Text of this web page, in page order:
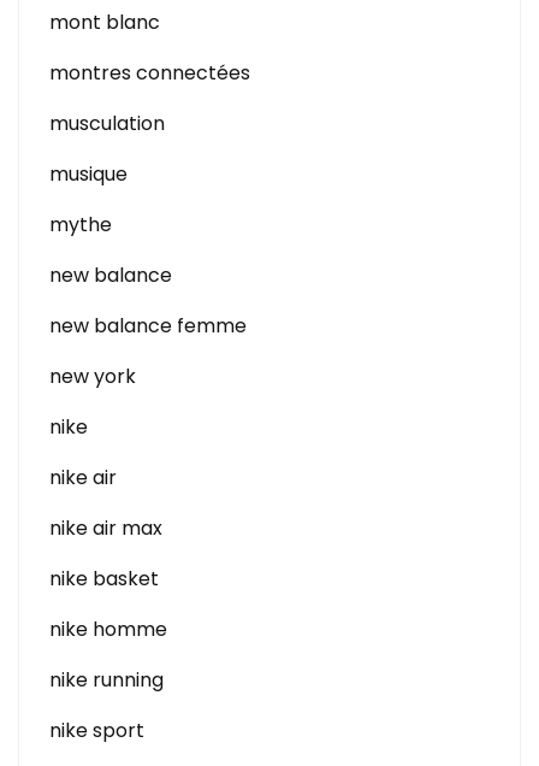
mont blanc
montres connectées
musculation
musique
mythe
new balance
new balance femme
new york
nike
nike air
nike air max
nike basket
nike homme
nike running
nike sport